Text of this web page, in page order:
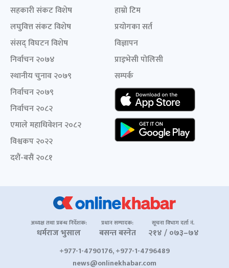
सहकारी संकट विशेष
लघुवित्त संकट विशेष
संसद् विघटन विशेष
निर्वाचन २०७४
स्थानीय चुनाव २०७९
निर्वाचन २०७९
निर्वाचन २०८२
एमाले महाधिवेशन २०८२
विश्वकप २०२२
दशैं-बसैं २०८१
हाम्रो टिम
प्रयोगका सर्त
विज्ञापन
प्राइभेसी पोलिसी
सम्पर्क
अध्यक्ष तथा प्रबन्ध निर्देशक:
धर्मराज भुसाल
प्रधान सम्पादक:
बसन्त बस्नेत
सूचना विभाग दर्ता नं.
२१४ / ०७३–७४
+977-1-4790176, +977-1-4796489
news@onlinekhabar.com